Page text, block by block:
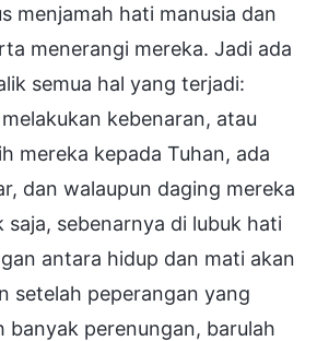
menjamah hati manusia dan
menerangi mereka. Jadi ada
semua hal yang terjadi:
kebenaran, atau
mereka kepada Tuhan, ada
dan walaupun daging mereka
sebenarnya di lubuk hati
antara hidup dan mati akan
setelah peperangan yang
banyak perenungan, barulah